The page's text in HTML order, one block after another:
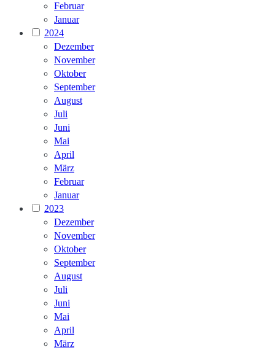
Februar
Januar
2024
Dezember
November
Oktober
September
August
Juli
Juni
Mai
April
März
Februar
Januar
2023
Dezember
November
Oktober
September
August
Juli
Juni
Mai
April
März